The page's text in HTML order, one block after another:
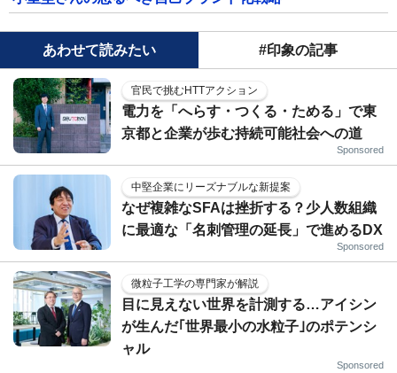
あわせて読みたい #印象の記事
官民で挑むHTTアクション
電力を「へらす・つくる・ためる」で東
京都と企業が歩む持続可能社会への道
Sponsored
中堅企業にリーズナブルな新提案
なぜ複雑なSFAは挫折する？少人数組織
に最適な「名刺管理の延長」で進めるDX
Sponsored
微粒子工学の専門家が解説
目に見えない世界を計測する…アイシン
が生んだ｢世界最小の水粒子｣のポテンシ
ャル
Sponsored